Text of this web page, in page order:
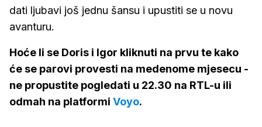
dati ljubavi još jednu šansu i upustiti se u novu
avanturu.
Hoće li se Doris i Igor kliknuti na prvu te kako
će se parovi provesti na medenome mjesecu -
ne propustite pogledati u 22.30 na RTL-u ili
odmah na platformi Voyo.